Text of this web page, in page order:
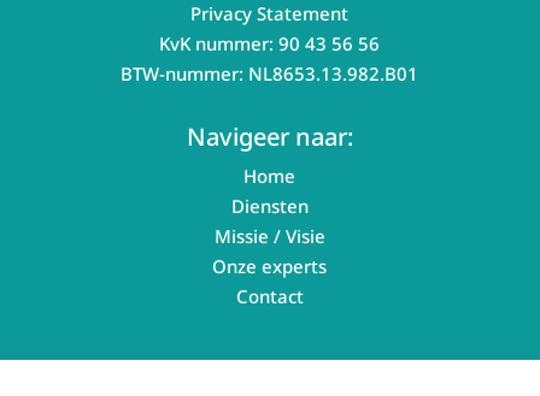
Privacy Statement
KvK nummer: 90 43 56 56
BTW-nummer: NL8653.13.982.B01
Navigeer naar:
Home
Diensten
Missie / Visie
Onze experts
Contact